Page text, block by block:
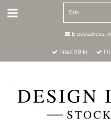
E-postadress:
Frakt 69 kr